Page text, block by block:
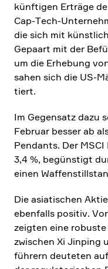
künftigen Erträge
Cap-Tech-
die sich mit
Gepaart mit der
um die Erhebung
sahen sich die US-
tiert.
Im Gegen­satz dazu
Februar besser ab
Pendants. Der
3,4 %, begün­stigt
einen
Die asiati­schen
ebenfalls positiv.
zeigten eine
zwischen Xi
füh­rern deuteten